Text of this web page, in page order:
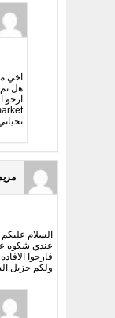
اخي
هل تم
السلام عليكم
عندي شكوه
فارجوا
ولكم جزيل